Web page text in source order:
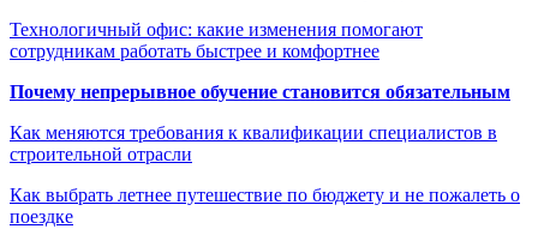
Технологичный офис: какие изменения помогают
сотрудникам работать быстрее и комфортнее
Почему непрерывное обучение становится обязательным
Как меняются требования к квалификации специалистов в
строительной отрасли
Как выбрать летнее путешествие по бюджету и не пожалеть о
поездке